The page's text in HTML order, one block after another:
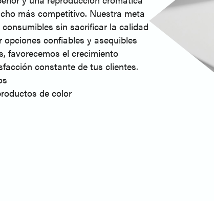
más competitivo. Nuestra meta
sin sacrificar la calidad
confiables y asequibles
favorecemos el crecimiento
constante de tus clientes.
de color